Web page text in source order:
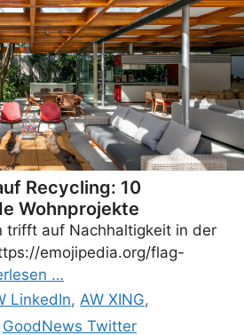
Recycling: 10
Wohnprojekte
trifft auf Nachhaltigkeit in der
emojipedia.org/flag-
…
LinkedIn, AW XING,
GoodNews Twitter